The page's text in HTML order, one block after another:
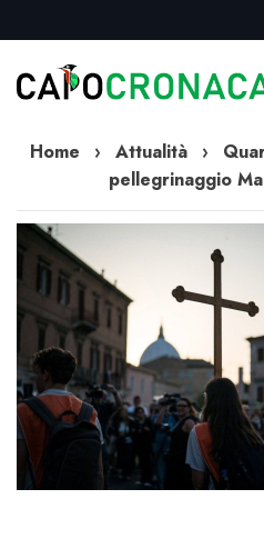
Home › Attualità ›
pellegrinaggio